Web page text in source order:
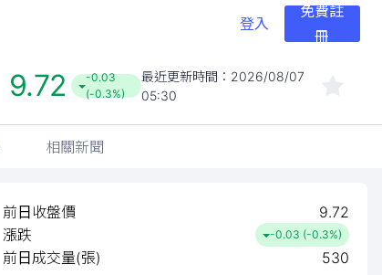
登入
免費註
冊
9.72
-0.03
(-0.3%)
最近更新時間： 2026/08/07
05:30
相關新聞
前日收盤價
9.72
漲跌
-0.03 (-0.3%)
前日成交量(張) 530